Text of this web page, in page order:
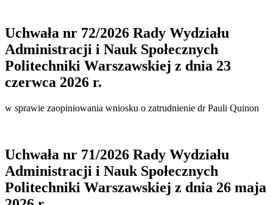
Uchwała nr 72/2026 Rady Wydziału
Administracji i Nauk Społecznych
Politechniki Warszawskiej z dnia 23
czerwca 2026 r.
w sprawie zaopiniowania wniosku o zatrudnienie dr Pauli Quinon
Uchwała nr 71/2026 Rady Wydziału
Administracji i Nauk Społecznych
Politechniki Warszawskiej z dnia 26 maja